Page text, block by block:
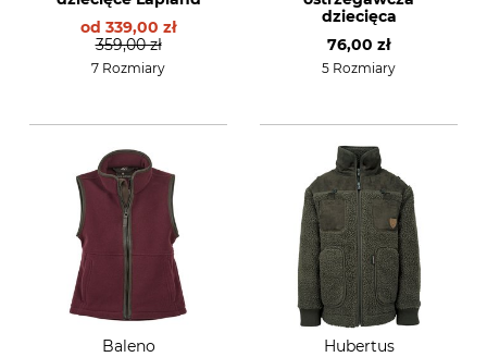
od 339,00 zł
359,00 zł
7 Rozmiary
dziecięca
76,00 zł
5 Rozmiary
Baleno
Hubertus